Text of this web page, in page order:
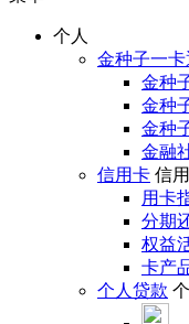
个人
金种子一卡
金种
金种
金种
金融
信用卡 信
用卡
分期
权益
卡产
个人贷款